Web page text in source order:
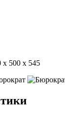
x 500 x 545